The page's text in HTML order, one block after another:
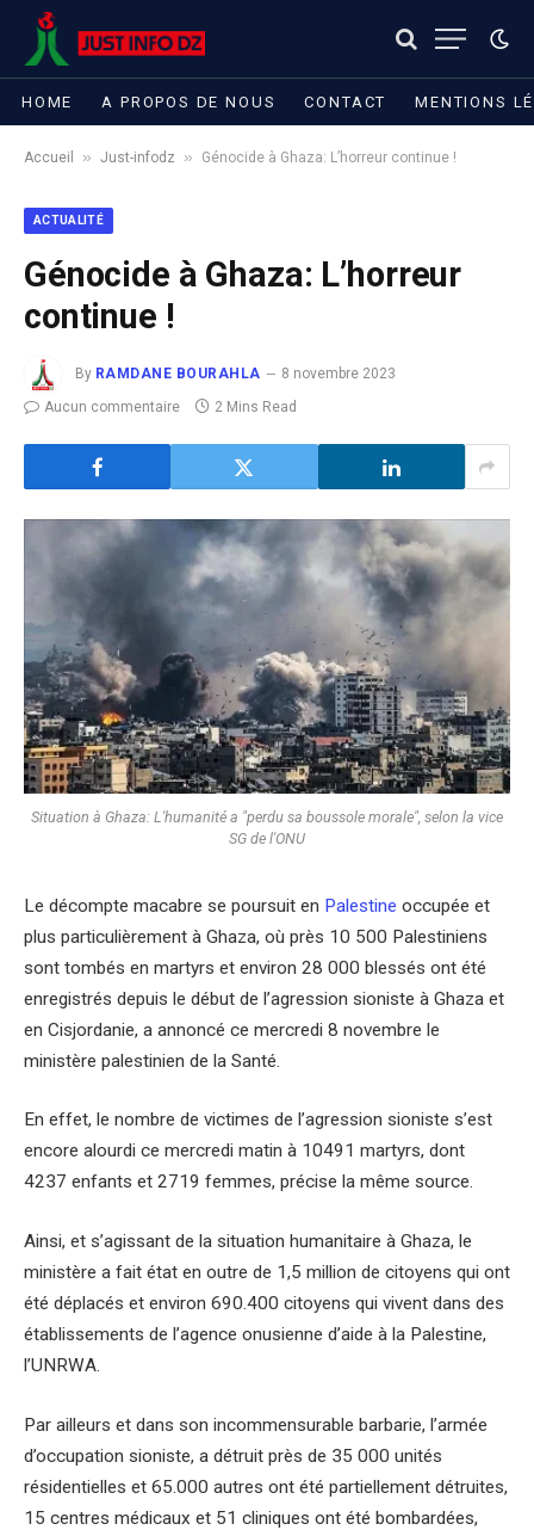
HOME A PROPOS DE NOUS CONTACT MENTIONS
Accueil » Just-infodz » Génocide à Ghaza: L’horreur continue !
ACTUALITÉ
Génocide à Ghaza: L’horreur
continue !
By RAMDANE BOURAHLA
8 novembre 2023
Aucun commentaire
2 Mins Read
Situation à Ghaza: L'humanité a "perdu sa boussole morale", selon la vice
SG de l'ONU
Le décompte macabre se poursuit en Palestine occupée et
plus particulièrement à Ghaza, où près 10 500 Palestiniens
sont tombés en martyrs et environ 28 000 blessés ont été
enregistrés depuis le début de l’agression sioniste à Ghaza et
en Cisjordanie, a annoncé ce mercredi 8 novembre le
ministère palestinien de la Santé.
En effet, le nombre de victimes de l’agression sioniste s’est
encore alourdi ce mercredi matin à 10491 martyrs, dont
4237 enfants et 2719 femmes, précise la même source.
Ainsi, et s’agissant de la situation humanitaire à Ghaza, le
ministère a fait état en outre de 1,5 million de citoyens qui ont
été déplacés et environ 690.400 citoyens qui vivent dans des
établissements de l’agence onusienne d’aide à la Palestine,
l’UNRWA.
Par ailleurs et dans son incommensurable barbarie, l’armée
d’occupation sioniste, a détruit près de 35 000 unités
résidentielles et 65.000 autres ont été partiellement détruites,
15 centres médicaux et 51 cliniques ont été bombardées,